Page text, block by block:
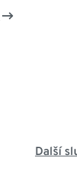
Další